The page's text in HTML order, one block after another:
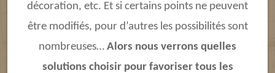
décoration, etc. Et si certains points ne peuvent
être modifiés, pour d’autres les possibilités sont
nombreuses… Alors nous verrons quelles
solutions choisir pour favoriser tous les